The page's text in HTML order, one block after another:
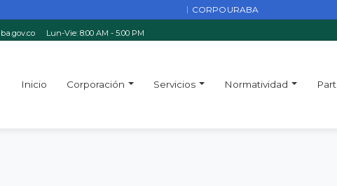
| CORPOURABA
Lun-Vie: 8:00 AM - 5:00 PM
Inicio Corporación Servicios Normatividad